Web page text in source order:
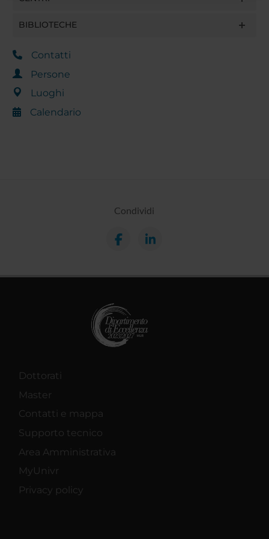
raccolto dal tuo utilizzo dei loro servizi.
BIBLIOTECHE
Contatti
Persone
Luoghi
Calendario
Condividi
Dottorati
Master
Contatti e mappa
Supporto tecnico
Area Amministrativa
MyUnivr
Privacy policy